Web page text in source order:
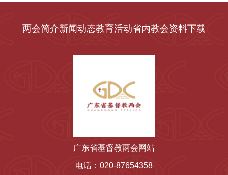
两会简介新闻动态教育活动省内教会资料下载
广东省基督教两会网站
电话：020-87654358